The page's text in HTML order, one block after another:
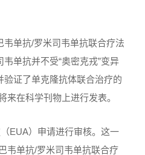
韦单抗/罗米司韦单抗联合疗法
单抗并不受“奥密克戎”变异
验证了单克隆抗体联合治疗的
在科学刊物上进行发表。
EUA）申请进行审核。这一
韦单抗/罗米司韦单抗联合疗